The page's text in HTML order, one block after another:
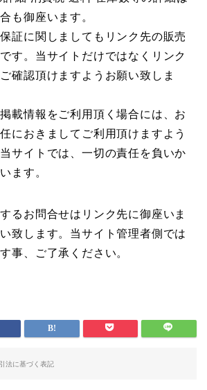
も御座います。
証に関しましてもリンク先の販売
す。当サイトだけではなくリンク
確認頂けますようお願い致しま
載情報をご利用頂く場合には、お
におきましてご利用頂けますよう
サイトでは、一切の責任を負いか
ます。
るお問合せはリンク先に御座いま
致します。当サイト管理者側では
事、ご了承ください。
法に基づく表記